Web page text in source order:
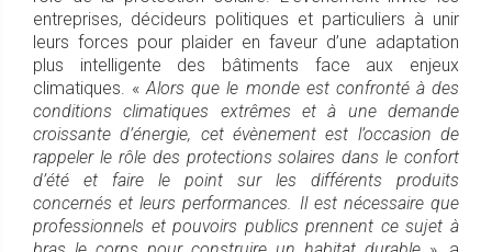
entreprises, décideurs politiques et particuliers à unir
leurs forces pour plaider en faveur d’une adaptation
plus intelligente des bâtiments face aux enjeux
climatiques. «Alors que le monde est confronté à des
conditions climatiques extrêmes et à une demande
croissante d’énergie, cet évènement est l’occasion de
rappeler le rôle des protections solaires dans le confort
d’été et faire le point sur les différents produits
concernés et leurs performances. Il est nécessaire que
professionnels et pouvoirs publics prennent ce sujet à